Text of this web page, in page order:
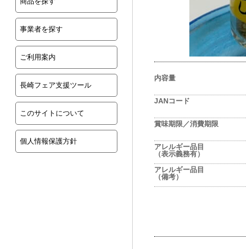
事業者を探す
ご利用案内
長崎フェア支援ツール
このサイトについて
個人情報保護方針
内容量
JANコード
賞味期限／消費期限
アレルギー品目
（表示義務有）
アレルギー品目
（備考）